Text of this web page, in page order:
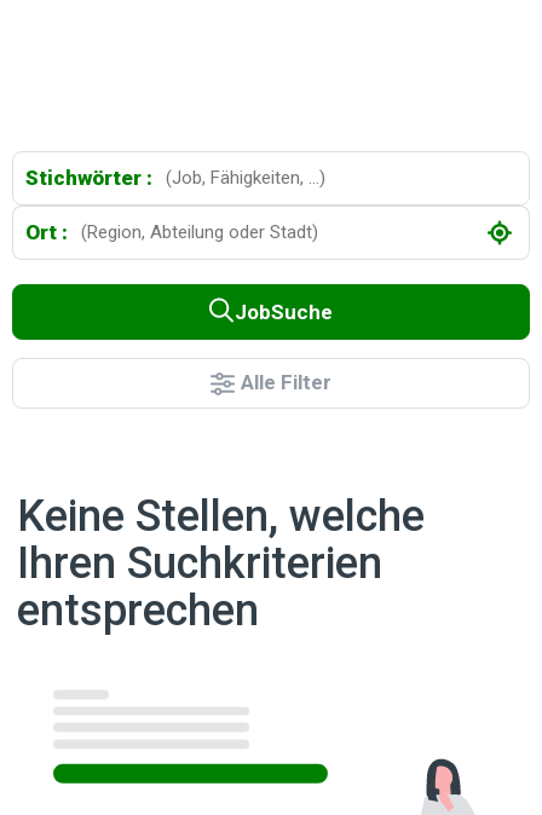
Stichwörter :
Ort :
JobSuche
Alle Filter
Keine Stellen, welche
Ihren Suchkriterien
entsprechen
Ergebnisse